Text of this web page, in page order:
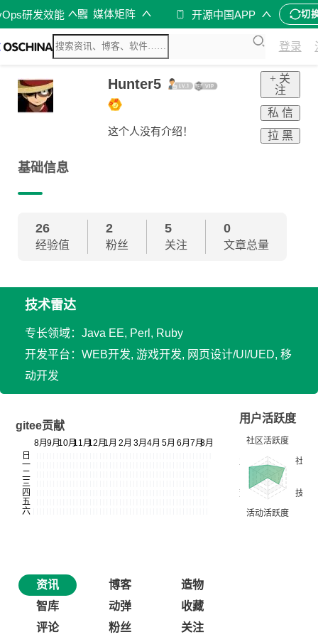
研发效能 媒体矩阵 开源中国APP 切
登录
Hunter5
这个人没有介绍！
+ 关
注
私 信
拉 黑
基础信息
26
经验值
2
粉丝
5
关注
0
文章总量
技术雷达
专长领域：Java EE, Perl, Ruby
开发平台：WEB开发, 游戏开发, 网页设计/UI/UED, 移
动开发
gitee贡献
用户活跃度
资讯 博客
造物
智库
动弹
收藏
评论
粉丝 关注